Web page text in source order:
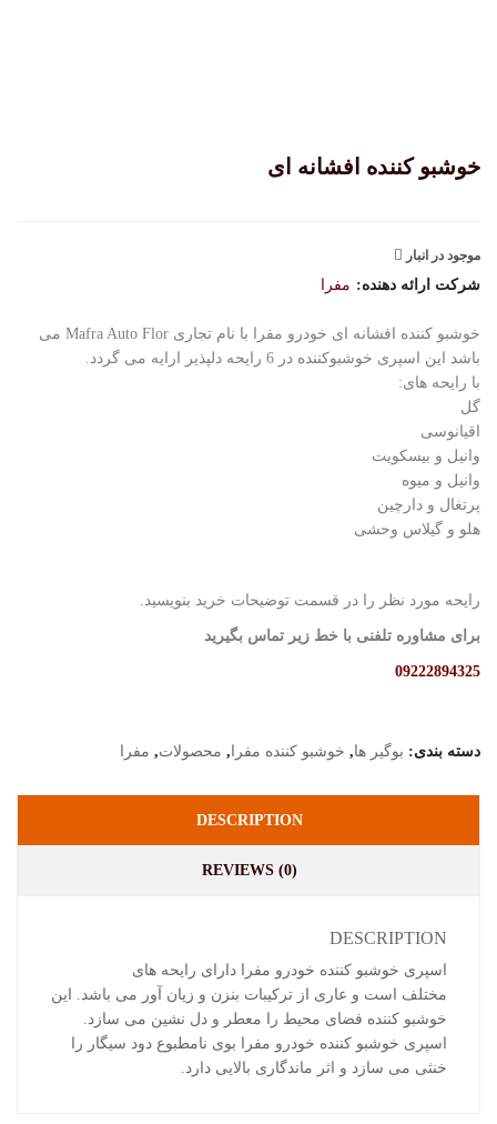
خوشبو کننده افشانه ای
موجود در انبار
شرکت ارائه دهنده: مفرا
خوشبو کننده افشانه ای خودرو مفرا با نام تجاری Mafra Auto Flor می
باشد این اسپری خوشبوکننده در 6 رایحه دلپذیر ارایه می گردد.
با رایحه های:
گل
اقیانوسی
وانیل و بیسکویت
وانیل و میوه
پرتغال و دارچین
هلو و گیلاس وحشی
رایحه مورد نظر را در قسمت توضیحات خرید بنویسید.
برای مشاوره تلفنی با خط زیر تماس بگیرید
09222894325
دسته بندی: بوگیر ها, خوشبو کننده مفرا , محصولات, مفرا
DESCRIPTION
REVIEWS (0)
DESCRIPTION
اسپری خوشبو کننده خودرو مفرا دارای رایحه های
مختلف است و عاری از ترکیبات بنزن و زیان آور می باشد. این
خوشبو کننده فضای محیط را معطر و دل نشین می سازد.
اسپری خوشبو کننده خودرو مفرا بوی نامطبوع دود سیگار را
خنثی می سازد و اثر ماندگاری بالایی دارد.